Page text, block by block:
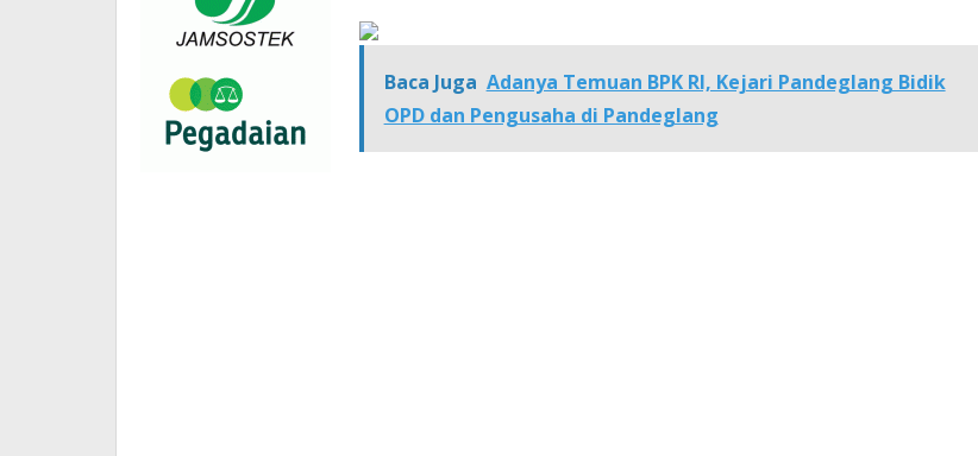
Baca Juga Adanya Temuan BPK RI, Kejari Pandeglang Bidik
OPD dan Pengusaha di Pandeglang